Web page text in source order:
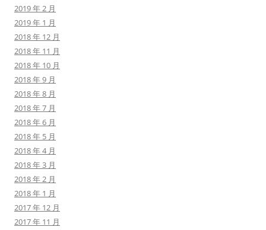
2019 年 2 月
2019 年 1 月
2018 年 12 月
2018 年 11 月
2018 年 10 月
2018 年 9 月
2018 年 8 月
2018 年 7 月
2018 年 6 月
2018 年 5 月
2018 年 4 月
2018 年 3 月
2018 年 2 月
2018 年 1 月
2017 年 12 月
2017 年 11 月